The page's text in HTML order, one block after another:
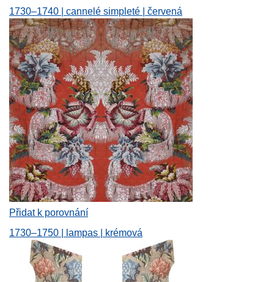
1730–1740 | cannelé simpleté | červená
Přidat k porovnání
1730–1750 | lampas | krémová